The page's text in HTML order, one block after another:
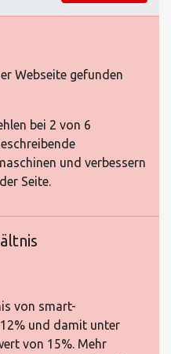
Webseite gefunden
bei 2 von 6
und verbessern
Seite.
von smart-
und damit unter
von 15%. Mehr